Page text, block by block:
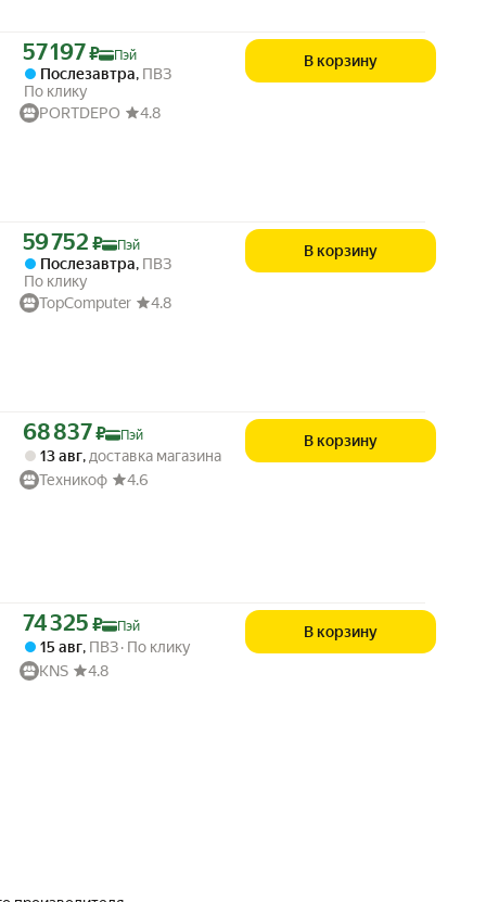
Цена с картой Яндекс Пэй 57197 ₽ вместо
57 197₽ Пэй
Послезавтра, ПВЗ
По клику
PORTDEPO
4.8
В корзину
Цена с картой Яндекс Пэй 59752 ₽ вместо
59 752 ₽ Пэй
Послезавтра, ПВЗ
По клику
TopComputer
4.8
В корзину
Цена с картой Яндекс Пэй 68837 ₽ вместо
68 837₽ Пэй
13 авг,доставка магазина
Техникоф
4.6
В корзину
Цена с картой Яндекс Пэй 74325 ₽ вместо
74 325 ₽ Пэй
15 авг, ПВЗ По клику
KNS
4.8
В корзину